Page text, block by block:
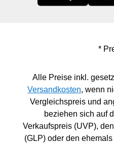
*
Alle Preise inkl.
Versandkosten, wenn
Vergleichspreis und
beziehen sich auf
Verkaufspreis (UVP),
(GLP) oder den